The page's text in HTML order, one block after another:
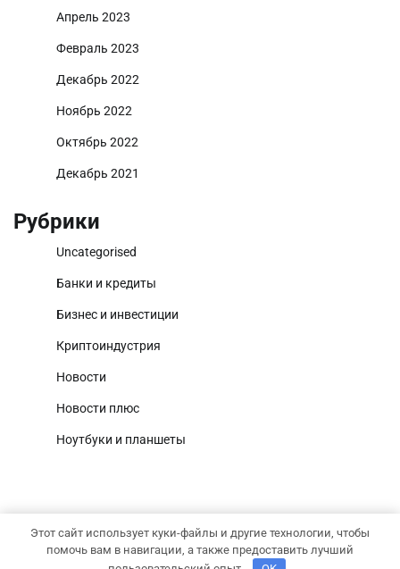
Апрель 2023
Февраль 2023
Декабрь 2022
Ноябрь 2022
Октябрь 2022
Декабрь 2021
Рубрики
Uncategorised
Банки и кредиты
Бизнес и инвестиции
Криптоиндустрия
Новости
Новости плюс
Ноутбуки и планшеты
Капитал и рост Тема News Report от
Этот сайт использует куки-файлы и другие технологии, чтобы
помочь вам в навигации, а также предоставить лучший